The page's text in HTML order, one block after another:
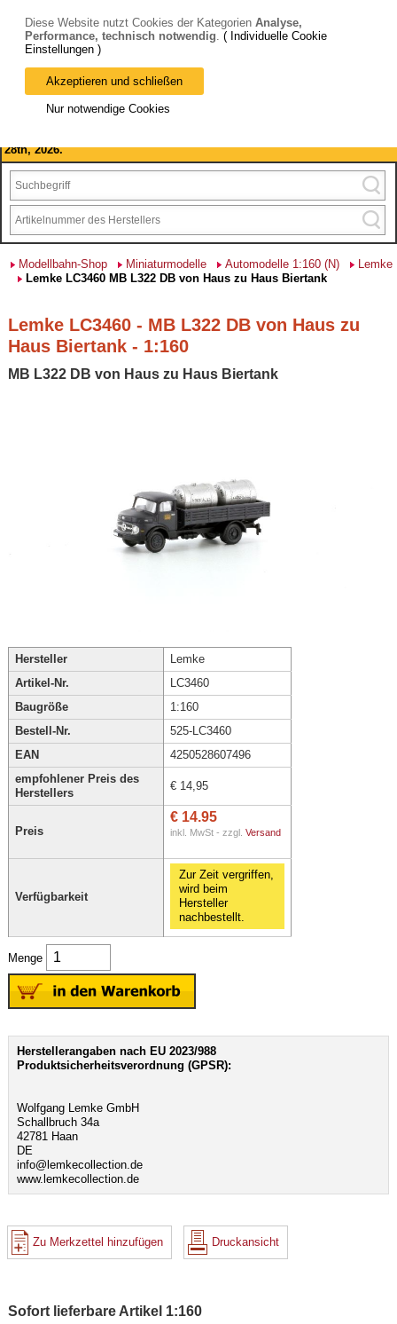
Bitte beachten Sie: wir machen Betriebsferien, vom 03. bis 28.
August 2026 haben wir geschlossen.
28th, 2026.
Modellbahn-Shop Miniaturmodelle Automodelle 1:160 (N)
Lemke
Lemke LC3460 MB L322 DB von Haus zu Haus Biertank
Lemke LC3460 - MB L322 DB von Haus zu
Haus Biertank - 1:160
MB L322 DB von Haus zu Haus Biertank
Hersteller
Lemke
Artikel-Nr.
LC3460
Baugröße
1:160
Bestell-Nr.
525-LC3460
EAN
4250528607496
empfohlener Preis des
Herstellers
€ 14,95
Preis
€ 14.95
inkl. MwSt - zzgl. Versand
Verfügbarkeit
Zur Zeit vergriffen,
wird beim
Hersteller
nachbestellt.
Menge
Herstellerangaben nach EU 2023/988
Produktsicherheitsverordnung (GPSR):
Wolfgang Lemke GmbH
Schallbruch 34a
42781 Haan
DE
info@lemkecollection.de
www.lemkecollection.de
Zu Merkzettel hinzufügen Druckansicht
Sofort lieferbare Artikel 1:160
Diese Website nutzt Cookies der Kategorien Analyse,
Performance, technisch notwendig. ( Individuelle Cookie
Einstellungen )
Akzeptieren und schließen
Nur notwendige Cookies